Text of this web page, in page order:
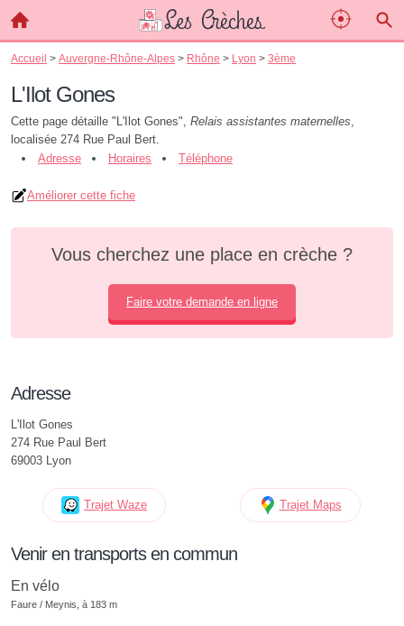
Accueil > Auvergne-Rhône-Alpes > Rhône > Lyon > 3ème
L'Ilot Gones
Cette page détaille "L'Ilot Gones", Relais assistantes maternelles,
localisée 274 Rue Paul Bert.
Adresse
Horaires Téléphone
Améliorer cette fiche
Vous cherchez une place en crèche ?
Faire votre demande en ligne
Adresse
L'Ilot Gones
274 Rue Paul Bert
69003 Lyon
Trajet Waze Trajet Maps
Venir en transports en commun
En vélo
Faure / Meynis, à 183 m